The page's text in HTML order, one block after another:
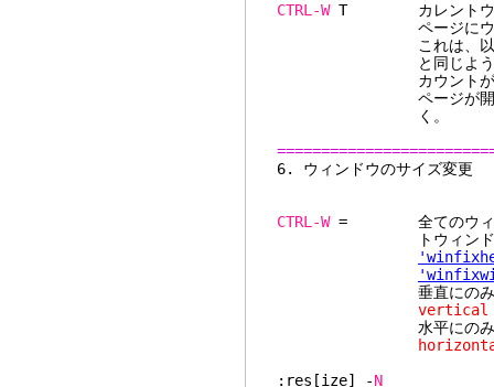
CTRL-WT カレントウィン
ページにウィンドウが
これは、以前のウィ
と同じように動
カウントが指定される
ページが開く。指定さ
く。
6. ウィンド
CTRL-W= 全てのウィンド
トウィンドウに
垂直にのみ同じにす
vertical
水平にのみ同じにす
:res[ize] -N